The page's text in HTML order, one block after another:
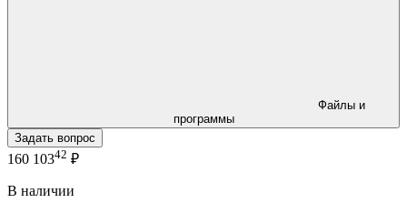
программы
Задать вопрос
160 10342 ₽
В наличии